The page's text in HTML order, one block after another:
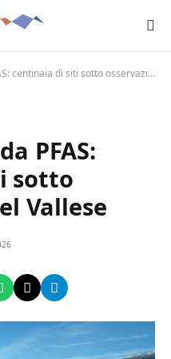
di siti sotto osservazione nel Vallese
PFAS:
sotto
Vallese